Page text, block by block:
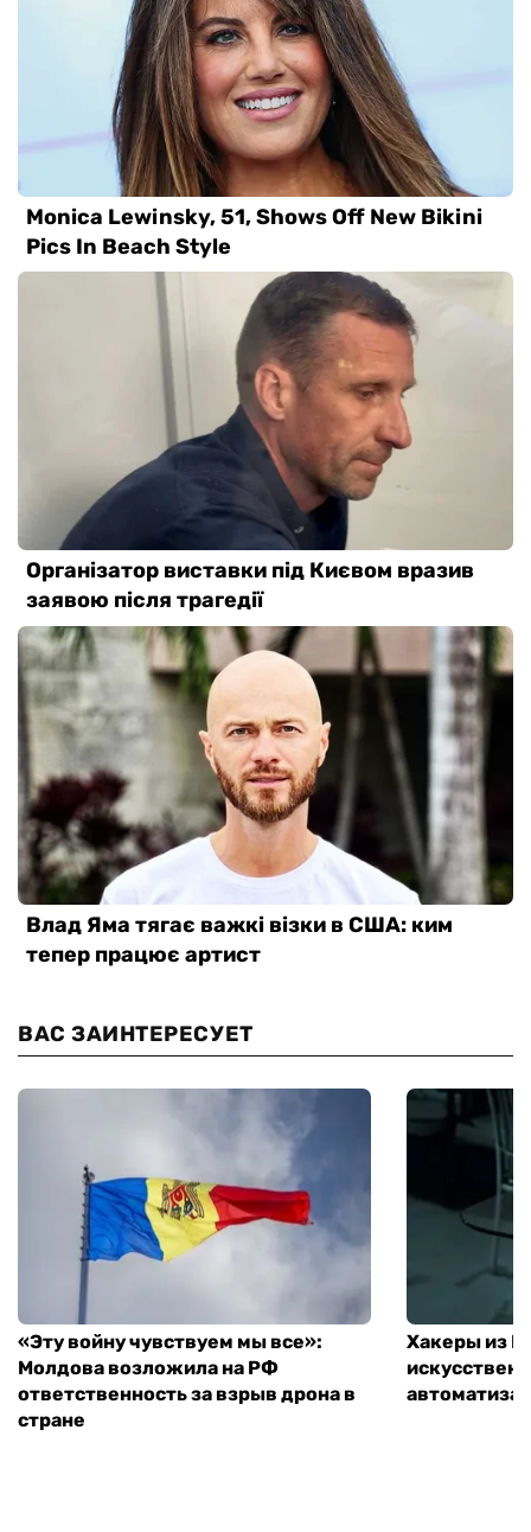
ВАС ЗАИНТЕРЕСУЕТ
«Эту войну чувствуем мы все»:
Молдова возложила на РФ
ответственность за взрыв дрона в
стране
Хакеры из